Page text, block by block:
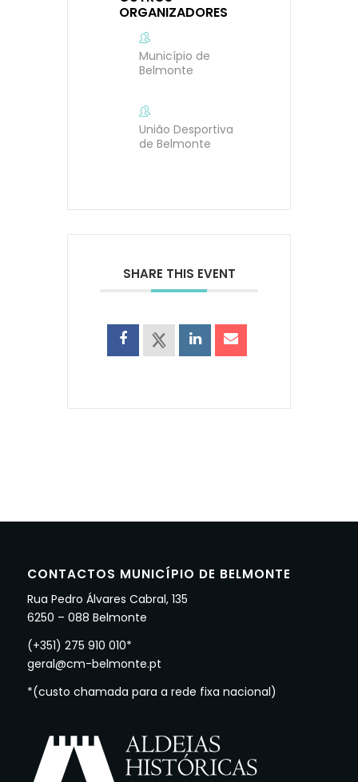
ORGANIZADORES
Município de
Belmonte
União Desportiva
de Belmonte
SHARE THIS EVENT
CONTACTOS MUNICÍPIO DE BELMONTE
Rua Pedro Álvares Cabral, 135
6250 – 088 Belmonte
(+351) 275 910 010*
geral@cm-belmonte.pt
*(custo chamada para a rede fixa nacional)